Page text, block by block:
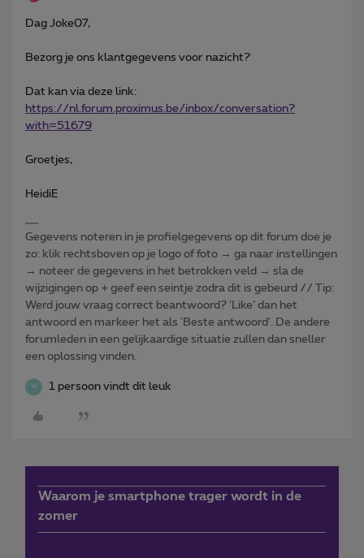
Dag Joke07,
Bezorg je ons klantgegevens voor nazicht?
Dat kan via deze link:
https://nl.forum.proximus.be/inbox/conversation?
with=51679
Groetjes,
HeidiE
Gegevens noteren in je profielgegevens op dit forum doe je
zo: klik rechtsboven op je logo of foto → ga naar instellingen
→ noteer de gegevens in het betrokken veld → sla de
wijzigingen op + geef een seintje zodra dit is gebeurd // Tip:
Werd jouw vraag correct beantwoord? ‘Like’ dan het
antwoord en markeer het als 'Beste antwoord'. De andere
forumleden in een gelijkaardige situatie zullen dan sneller
een oplossing vinden.
W 1 persoon vindt dit leuk
Waarom je smartphone trager wordt in de
zomer